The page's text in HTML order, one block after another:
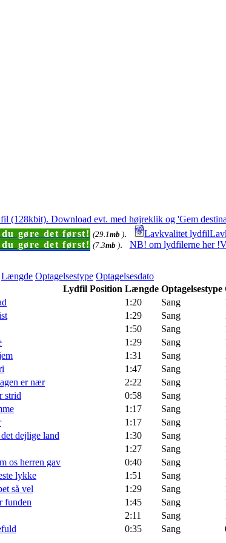
(128kbit). Download evt. med højreklik og 'Gem
gøre det først! (29.1mb ). Lavkvalitet lydfil
gøre det først! (7.3mb ). NB! om lydfilerne her !
Længde Optagelsestype Optagelsesdato
Lydfil Position Længde Optagelsestype
1:20 Sang
1:29 Sang
1:50 Sang
1:29 Sang
1:31 Sang
1:47 Sang
er nær 2:22 Sang
strid 0:58 Sang
1:17 Sang
1:17 Sang
dejlige land 1:30 Sang
1:27 Sang
os herren gav 0:40 Sang
lykke 1:51 Sang
så vel 1:29 Sang
funden 1:45 Sang
2:11 Sang
0:35 Sang